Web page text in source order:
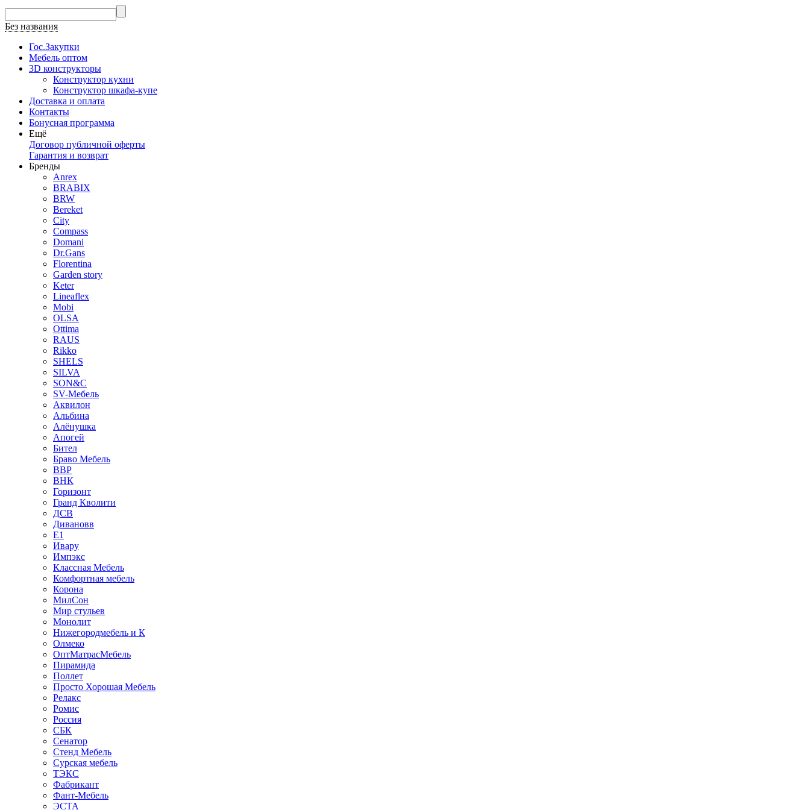
Без названия
Гос.Закупки
Мебель оптом
3D конструкторы
Конструктор кухни
Конструктор шкафа-купе
Доставка и оплата
Контакты
Бонусная программа
Ещё
Договор публичной оферты
Гарантия и возврат
Бренды
Anrex
BRABIX
BRW
Bereket
City
Compass
Domani
Dr.Gans
Florentina
Garden story
Keter
Lineaflex
Mobi
OLSA
Ottima
RAUS
Rikko
SHELS
SILVA
SON&C
SV-Мебель
Аквилон
Альбина
Алёнушка
Апогей
Бител
Браво Мебель
ВВР
ВНК
Горизонт
Гранд Кволити
ДСВ
Дивановв
Е1
Ивару
Импэкс
Классная Мебель
Комфортная мебель
Корона
МилСон
Мир стульев
Монолит
Нижегородмебель и К
Олмеко
ОптМатрасМебель
Пирамида
Поллет
Просто Хорошая Мебель
Релакс
Ромис
Россия
СБК
Сенатор
Стенд Мебель
Сурская мебель
ТЭКС
Фабрикант
Фант-Мебель
ЭСТА